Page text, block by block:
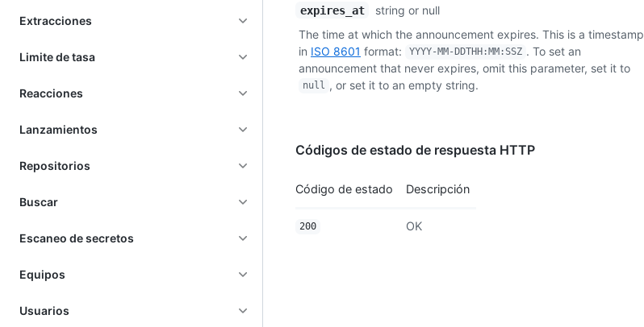
Extracciones
Limite de tasa
Reacciones
Lanzamientos
Repositorios
Buscar
Escaneo de secretos
Equipos
Usuarios
expires_at
string or null
The time at which the announcement expires. This is a timestamp
in ISO 8601 format: YYYY-MM-DDTHH:MM:SSZ . To set an
announcement that never expires, omit this parameter, set it to
null , or set it to an empty string.
Códigos de estado de respuesta HTTP
Código de estado Descripción
200 OK